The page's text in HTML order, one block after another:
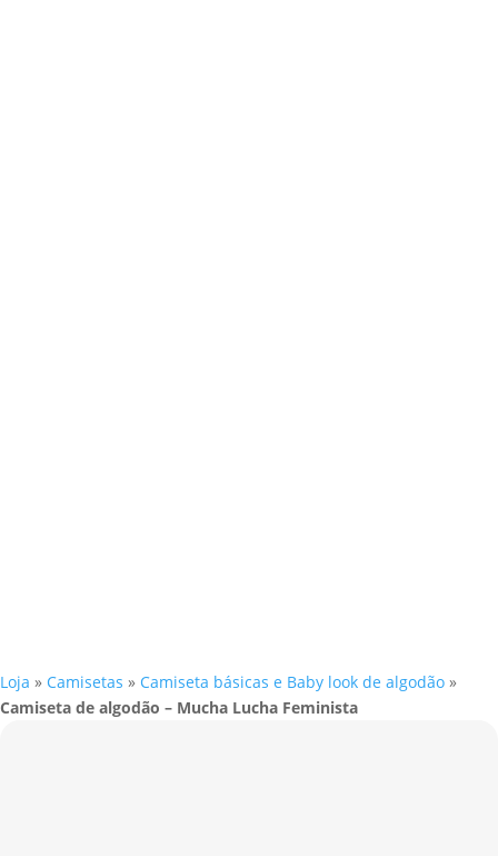
Loja » Camisetas » Camiseta básicas e Baby look de algodão »
Camiseta de algodão – Mucha Lucha Feminista